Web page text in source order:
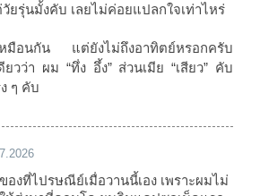
ยรุ่นมั้งคับ เลยไม่ค่อยแปลกใจเท่าไหร่
หมือนกัน แต่ยังไม่ถึงอาทิตย์หรอกครับ
ยวว่า ผม “ทึ่ง อึ้ง” ส่วนเมีย “เสียว” คับ
ง ๆ คับ
องที่ไปรษณีย์เมื่อวานนี้เอง เพราะผมไม่